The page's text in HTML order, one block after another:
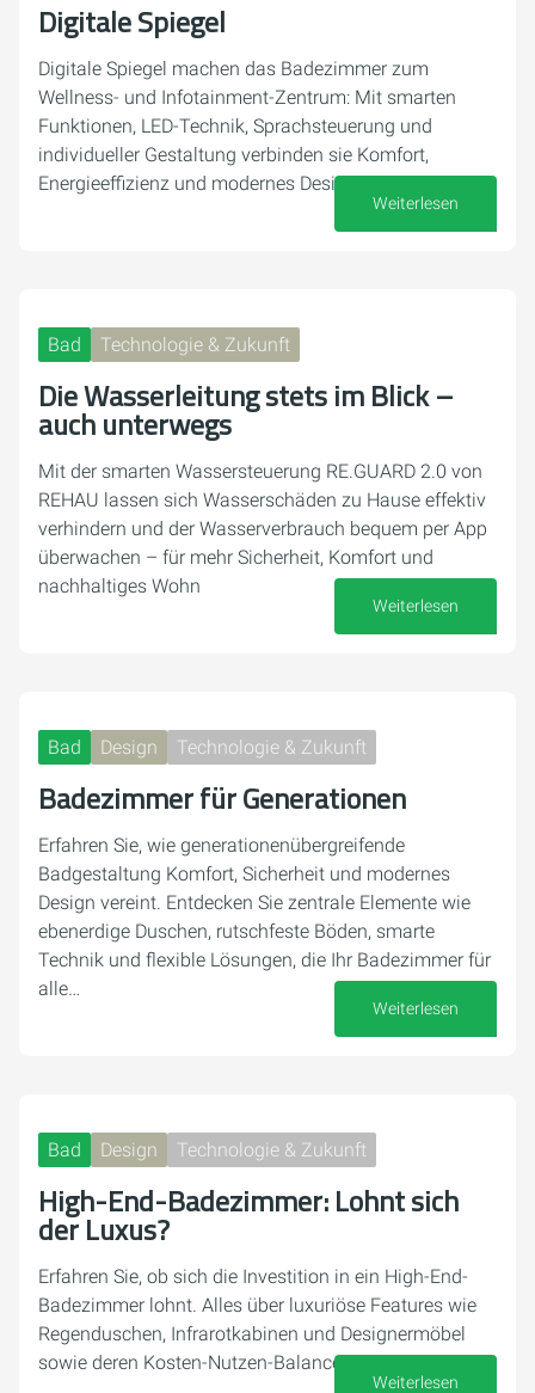
Digitale Spiegel
Digitale Spiegel machen das Badezimmer zum
Wellness- und Infotainment-Zentrum: Mit smarten
Funktionen, LED-Technik, Sprachsteuerung und
individueller Gestaltung verbinden sie Komfort,
Energieeffizienz und modernes Design.
Weiterlesen
Bad Technologie & Zukunft
Die Wasserleitung stets im Blick –
auch unterwegs
Mit der smarten Wassersteuerung RE.GUARD 2.0 von
REHAU lassen sich Wasserschäden zu Hause effektiv
verhindern und der Wasserverbrauch bequem per App
überwachen – für mehr Sicherheit, Komfort und
nachhaltiges Wohn
Weiterlesen
Bad Design Technologie & Zukunft
Badezimmer für Generationen
Erfahren Sie, wie generationenübergreifende
Badgestaltung Komfort, Sicherheit und modernes
Design vereint. Entdecken Sie zentrale Elemente wie
ebenerdige Duschen, rutschfeste Böden, smarte
Technik und flexible Lösungen, die Ihr Badezimmer für
alle…
Weiterlesen
Bad Design Technologie & Zukunft
High-End-Badezimmer: Lohnt sich
der Luxus?
Erfahren Sie, ob sich die Investition in ein High-End-
Badezimmer lohnt. Alles über luxuriöse Features wie
Regenduschen, Infrarotkabinen und Designermöbel
sowie deren Kosten-Nutzen-Balance.
Weiterlesen